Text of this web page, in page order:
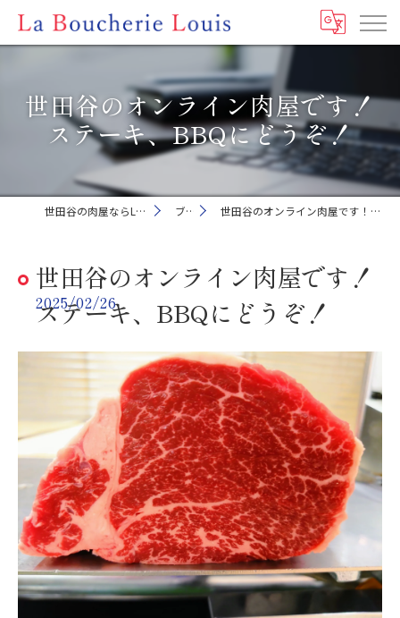
世田谷のオンライン肉屋です！
ステーキ、BBQにどうぞ！
世田谷の肉屋ならLa Boucherie Louis ブログ 世田谷のオンライン肉屋です！ステーキ、BBQにどうぞ！
世田谷のオンライン肉屋です！
ステーキ、BBQにどうぞ！
2025/02/26